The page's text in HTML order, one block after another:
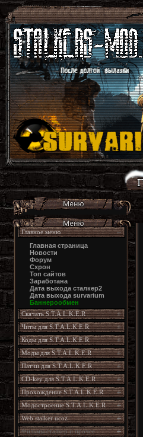
Главное меню
Главная страница
Новости
Форум
Схрон
Топ сайтов
Заработана
Дата выхода сталкер2
Дата выхода survarium
Баннерообмен
Скачать S.T.A.L.K.E.R
Читы для S.T.A.L.K.E.R
Коды для S.T.A.L.K.E.R
Моды для S.T.A.L.K.E.R
Патчи для S.T.A.L.K.E.R
CD-key для S.T.A.L.K.E.R
Прохождение S.T.A.L.K.E.R
Модостроение S.T.A.L.K.E.R
Web stalker ucoz
Фильмы сталкер и прочее